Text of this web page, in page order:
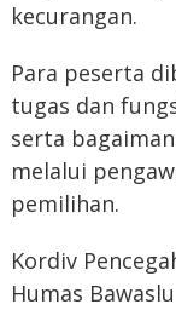
kecurangan.
Para peserta
tugas dan
serta
melalui
pemilihan.
Kordiv
Humas